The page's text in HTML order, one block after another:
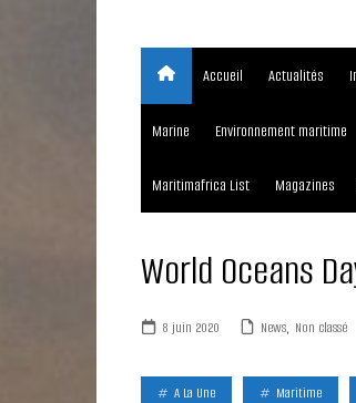
Accueil Actualités
Marine Environnement maritime
Maritimafrica List Magazines
World Oceans
8 juin 2020 News, Non classé
A La Une Maritime